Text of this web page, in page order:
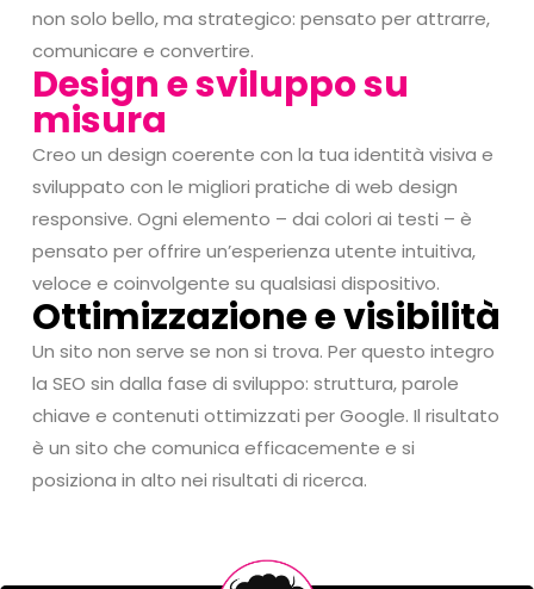
non solo bello, ma strategico: pensato per attrarre,
comunicare e convertire.
Design e sviluppo su
misura
Creo un design coerente con la tua identità visiva e
sviluppato con le migliori pratiche di web design
responsive. Ogni elemento – dai colori ai testi – è
pensato per offrire un’esperienza utente intuitiva,
veloce e coinvolgente su qualsiasi dispositivo.
Ottimizzazione e visibilità
Un sito non serve se non si trova. Per questo integro
la SEO sin dalla fase di sviluppo: struttura, parole
chiave e contenuti ottimizzati per Google. Il risultato
è un sito che comunica efficacemente e si
posiziona in alto nei risultati di ricerca.